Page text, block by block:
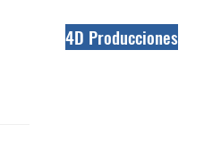
4D Producciones